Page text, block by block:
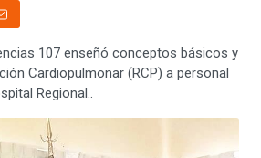
107 enseñó conceptos básicos y
Cardiopulmonar (RCP) a personal
Regional..